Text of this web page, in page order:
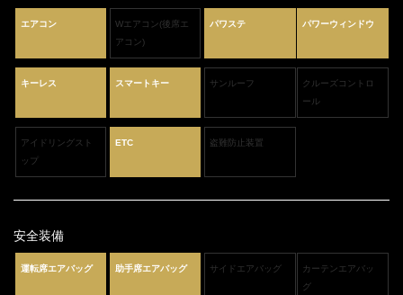
エアコン
Wエアコン(後席エ
アコン)
パワステ パワーウィンドウ
キーレス スマートキー サンルーフ
クルーズコントロ
ール
アイドリングスト
ップ
ETC 盗難防止装置
安全装備
運転席エアバッグ 助手席エアバッグ サイドエアバッグ
カーテンエアバッ
グ